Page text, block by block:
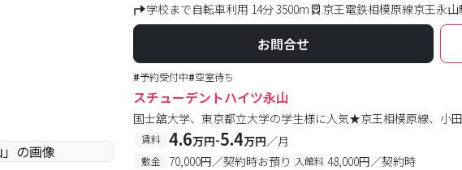
学校まで自転車利用 14分 3500m
京王電鉄相模原線京王永山
お問合せ
#予約受付中#空室待ち
スチューデントハイツ永山
国士舘大学、東京都立大学の学生様に人気★京王相模原線、小
賃料 4.6万円-5.4万円／月
敷金 70,000円／契約時お預り 入館料 48,000円／契約時